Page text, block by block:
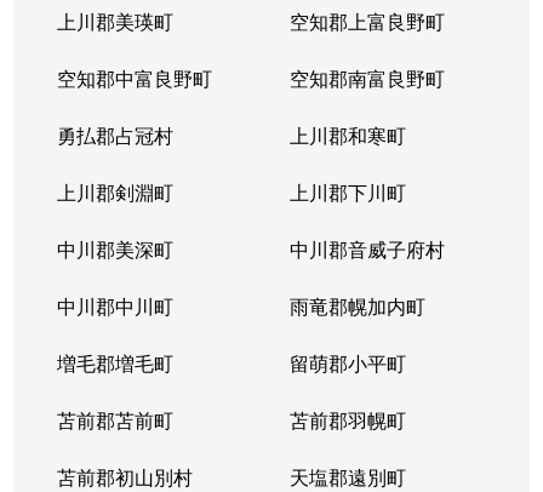
上川郡美瑛町 空知郡上富良野町
空知郡中富良野町 空知郡南富良野町
勇払郡占冠村 上川郡和寒町
上川郡剣淵町 上川郡下川町
中川郡美深町 中川郡音威子府村
中川郡中川町 雨竜郡幌加内町
増毛郡増毛町 留萌郡小平町
苫前郡苫前町 苫前郡羽幌町
苫前郡初山別村 天塩郡遠別町